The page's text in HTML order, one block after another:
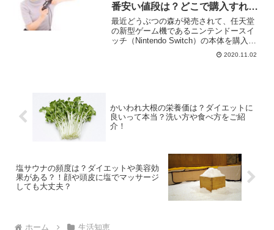
番安い値段は？どこで購入すれば
いい？！【2020年最新在庫情
報】
最近どうぶつの森が発売されて、任天堂
の新型ゲーム機であるニンテンドースイ
ッチ（Nintendo Switch）の本体を購入す
る人が増えていますね。但しコロナの影
響で、中国の生産が遅れ、スイッチの品
2020.11.02
かいわれ大根の栄養価は？ダイエットに
良いって本当？洗い方や食べ方をご紹
介！
塩サウナの頻度は？ダイエットや美容効
果がある？！顔や頭皮に塩でマッサージ
しても大丈夫？
ホーム 生活知恵